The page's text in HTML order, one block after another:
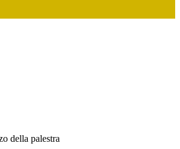
della palestra